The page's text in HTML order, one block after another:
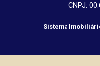
CNPJ:
Sistema